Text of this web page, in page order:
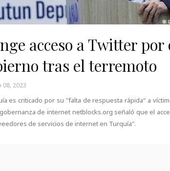
acceso a Twitter por
tras el terremoto
08, 2023
es criticado por su "falta de respuesta rápida" a
de internet netblocks.org señaló que el
de servicios de internet en Turquía".